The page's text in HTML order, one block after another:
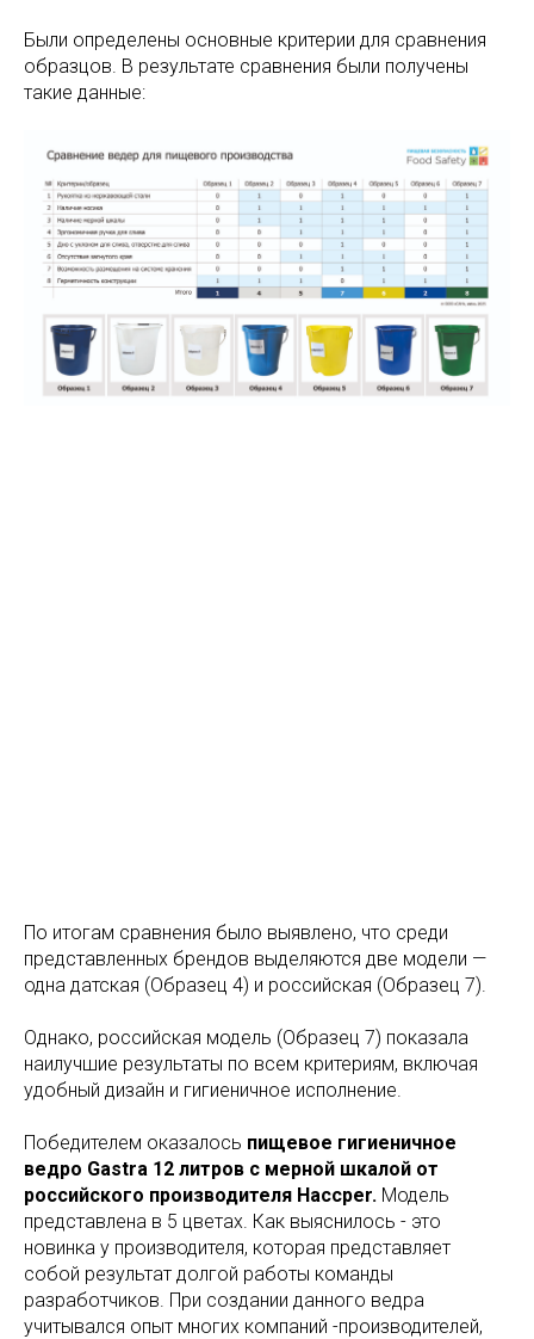
Были определены основные критерии для сравнения
образцов. В результате сравнения были получены
такие данные:
По итогам сравнения было выявлено, что среди
представленных брендов выделяются две модели —
одна датская (Образец 4) и российская (Образец 7).
Однако, российская модель (Образец 7) показала
наилучшие результаты по всем критериям, включая
удобный дизайн и гигиеничное исполнение.
Победителем оказалось пищевое гигиеничное
ведро Gastra 12 литров с мерной шкалой от
российского производителя Haccper. Модель
представлена в 5 цветах. Как выяснилось - это
новинка у производителя, которая представляет
собой результат долгой работы команды
разработчиков. При создании данного ведра
учитывался опыт многих компаний -производителей,